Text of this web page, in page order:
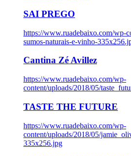
SAI PREGO
https://www.ruadebaixo.com/wp-
sumos-naturais-e-vinho-
Cantina Zé Avillez
https://www.ruadebaixo.com/wp-
content/uploads/2018/05/
TASTE THE FUTURE
https://www.ruadebaixo.com/wp-
content/uploads/2018/05/
335x256.jpg